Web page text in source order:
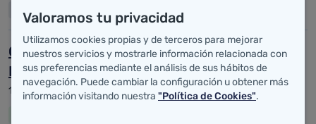
Noticias Portada
Coronavirus: Estado de Alarma, COVID-19,
Establecimientos Alimentarios.
11 de mayo de 2020
Valoramos tu privacidad
Utilizamos cookies propias y de terceros para mejorar
nuestros servicios y mostrarle información relacionada con
sus preferencias mediante el análisis de sus hábitos de
navegación. Puede cambiar la configuración u obtener más
información visitando nuestra "Política de Cookies".